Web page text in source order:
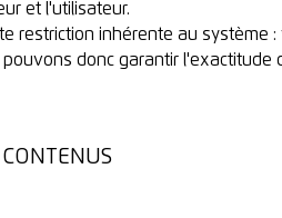
et l'utilisateur.
restriction inhérente au système
donc garantir l'exactitude